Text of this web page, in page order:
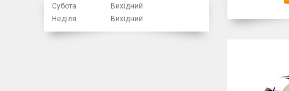
Субота
Вихідний
Неділя
Вихідний